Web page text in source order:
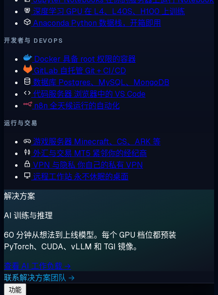
深度学习 GPU 在 L4、L40S、H100 上训练
Anaconda Python 数据栈，开箱即用
开发者与 DEVOPS
Docker 具备 root 权限的容器
GitLab 自托管 Git + CI/CD
数据库 Postgres、MySQL、MongoDB
代码服务器 浏览器中的 VS Code
n8n 全天候运行的自动化
运行与交易
游戏服务器 Minecraft、CS、ARK 等
外汇与交易 MT5 紧邻你的经纪商
VPN 与隐私 你自己的私有 VPN
远程工作站 永不休眠的桌面
解决方案
AI 训练与推理
60 分钟从想法到上线模型。每个 GPU 档位都预装
PyTorch、CUDA、vLLM 和 TGI 镜像。
查看 AI 工作负载 →
联系解决方案团队 →